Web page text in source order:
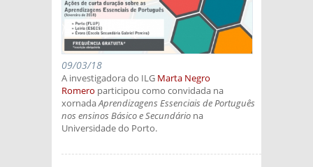
09/03/18
A investigadora do ILG Marta Negro
Romero participou como convidada na
xornadaAprendizagens Essenciais de Português
nos ensinos Básico e Secundário na
Universidade do Porto.